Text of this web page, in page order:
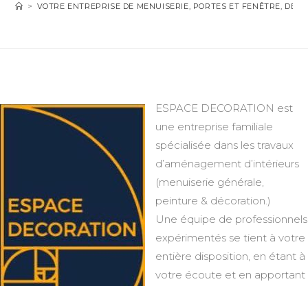
> VOTRE ENTREPRISE DE MENUISERIE, PORTES ET FENÊTRE,
ESPACE DECORATION est
une entreprise familiale
spécialisée dans les travaux
d’aménagement d’intérieurs
(menuiserie générale,
peinture & décoration.)
Une équipe de professionnels
expérimentés se tient à votre
entière disposition, en étant à
votre écoute et en apportant